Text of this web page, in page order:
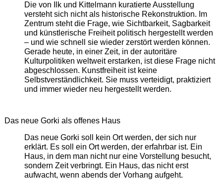
Die von Ilk und Kittelmann kuratierte Ausstellung
versteht sich nicht als historische Rekonstruktion. Im
Zentrum steht die Frage, wie Sichtbarkeit, Sagbarkeit
und künstlerische Freiheit politisch hergestellt werden
– und wie schnell sie wieder zerstört werden können.
Gerade heute, in einer Zeit, in der autoritäre
Kulturpolitiken weltweit erstarken, ist diese Frage nicht
abgeschlossen. Kunstfreiheit ist keine
Selbstverständlichkeit. Sie muss verteidigt, praktiziert
und immer wieder neu hergestellt werden.
Das neue Gorki als offenes Haus
Das neue Gorki soll kein Ort werden, der sich nur
erklärt. Es soll ein Ort werden, der erfahrbar ist. Ein
Haus, in dem man nicht nur eine Vorstellung besucht,
sondern Zeit verbringt. Ein Haus, das nicht erst
aufwacht, wenn abends der Vorhang aufgeht.